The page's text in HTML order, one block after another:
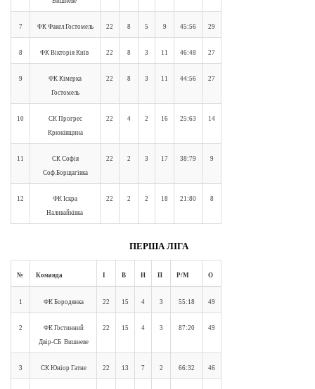
7 ФК Факел Гостомель 22 8 5 9 45:56 29
8 ФК Вікторія Київ 22 8 3 11 46:48 27
9
ФК Кімерка
Гостомель
22 8 3 11 44:56 27
10
СК Прогрес
Крюківщина
22 4 2 16 25:63 14
11
СК Софія
Соф.Борщагівка
22 2 3 17 38:79 9
12
ФК Іскра
Наливайківка
22 2 2 18 21:80 8
ПЕРША ЛІГА
№ Команда І В Н П Р/М О
1 ФК Бородянка 22 15 4 3 55:18 49
2
ФК Гостинний
Двір-СБ Вишневе
22 15 4 3 87:20 49
3 СК Юніор Гатне 22 13 7 2 66:32 46